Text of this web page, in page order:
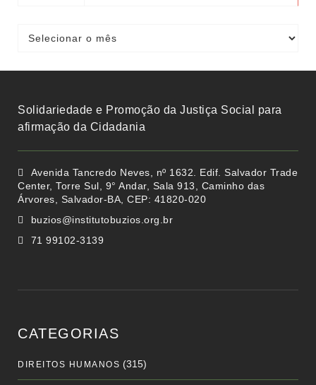
Solidariedade e Promoção da Justiça Social para
afirmação da Cidadania
Avenida Tancredo Neves, nº 1632. Edif. Salvador Trade
Center, Torre Sul, 9° Andar, Sala 913, Caminho das
Árvores, Salvador-BA, CEP: 41820-020
buzios@institutobuzios.org.br
71 99102-3139
CATEGORIAS
DIREITOS HUMANOS (315)